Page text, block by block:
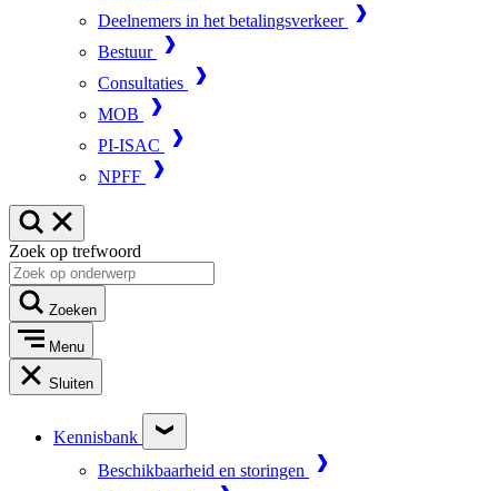
Deelnemers in het betalingsverkeer
Bestuur
Consultaties
MOB
PI-ISAC
NPFF
Zoek op trefwoord
Zoeken
Menu
Sluiten
Kennisbank
Beschikbaarheid en storingen